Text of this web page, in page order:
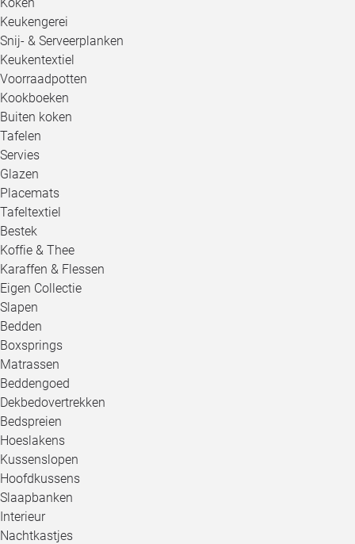
Keukengerei
Snij- & Serveerplanken
Keukentextiel
Voorraadpotten
Kookboeken
Buiten koken
Tafelen
Servies
Glazen
Placemats
Tafeltextiel
Bestek
Koffie & Thee
Karaffen & Flessen
Eigen Collectie
Slapen
Bedden
Boxsprings
Matrassen
Beddengoed
Dekbedovertrekken
Bedspreien
Hoeslakens
Kussenslopen
Hoofdkussens
Slaapbanken
Interieur
Nachtkastjes